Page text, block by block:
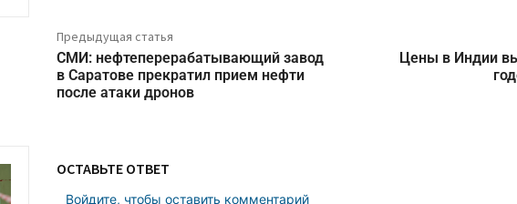
Предыдущая статья
СМИ: нефтеперерабатывающий завод
в Саратове прекратил прием нефти
после атаки дронов
Цены в Индии
ОСТАВЬТЕ ОТВЕТ
Войдите, чтобы оставить комментарий